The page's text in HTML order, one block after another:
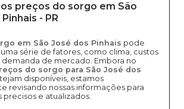
preços do sorgo em São
- PR
em São José dos Pinhais pode
série de fatores, como clima, custos
de mercado. Embora no
do sorgo para São José dos
disponíveis, estamos
revisando nossas informações para
e atualizados.